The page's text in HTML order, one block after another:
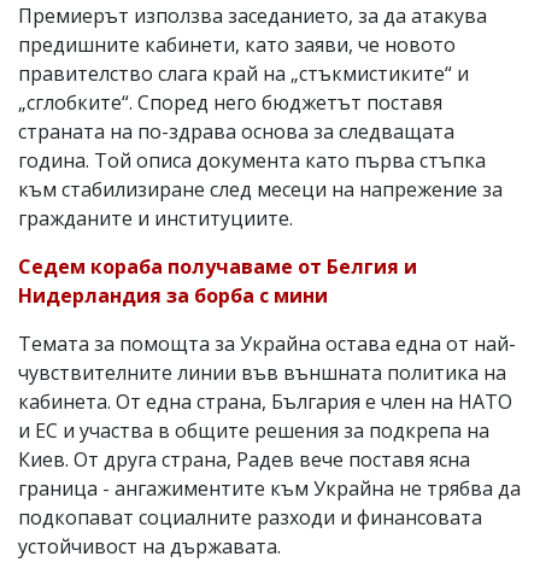
Премиерът използва заседанието, за да атакува
предишните кабинети, като заяви, че новото
правителство слага край на „стъкмистиките“ и
„сглобките“. Според него бюджетът поставя
страната на по-здрава основа за следващата
година. Той описа документа като първа стъпка
към стабилизиране след месеци на напрежение за
гражданите и институциите.
Седем кораба получаваме от Белгия и
Нидерландия за борба с мини
Темата за помощта за Украйна остава една от най-
чувствителните линии във външната политика на
кабинета. От една страна, България е член на НАТО
и ЕС и участва в общите решения за подкрепа на
Киев. От друга страна, Радев вече поставя ясна
граница - ангажиментите към Украйна не трябва да
подкопават социалните разходи и финансовата
устойчивост на държавата.